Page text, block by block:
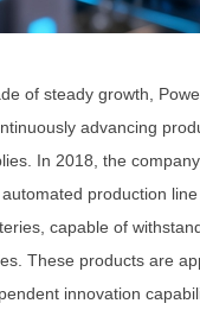
of steady growth,
advancing
In 2018, the
production
capable of
These products are
innovation